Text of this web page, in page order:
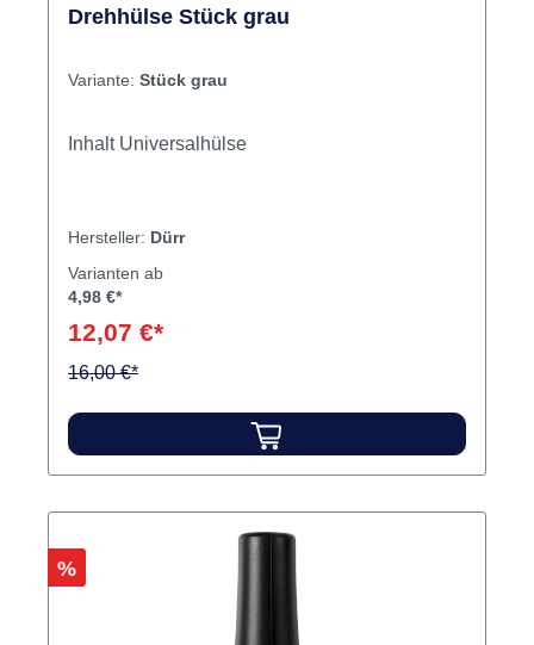
Drehhülse Stück grau
Variante: Stück grau
Inhalt Universalhülse
Hersteller: Dürr
Varianten ab
4,98 €*
12,07 €*
16,00 €*
Rabatt
%